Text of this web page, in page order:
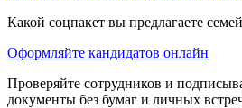
Какой соцпакет вы предлагаете
Оформляйте кандидатов онлайн
Проверяйте сотрудников и
документы без бумаг и личных